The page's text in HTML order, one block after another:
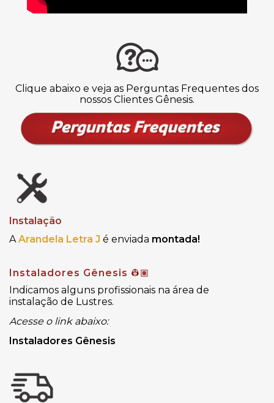
Clique abaixo e veja as Perguntas Frequentes dos
nossos Clientes Gênesis.
Instalação
A Arandela Letra J é enviada montada!
Instaladores Gênesis 👷🏽
Indicamos alguns profissionais na área de
instalação de Lustres.
Acesse o link abaixo:
Instaladores Gênesis